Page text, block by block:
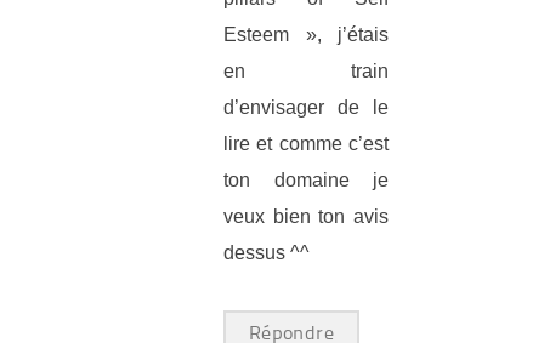
Esteem », j’étais
en train
d’envisager de le
lire et comme c’est
ton domaine je
veux bien ton avis
dessus ^^
Répondre